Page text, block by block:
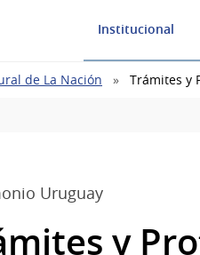
Institucional
de La Nación Trámites y
Uruguay
y